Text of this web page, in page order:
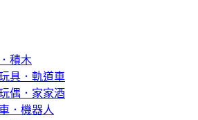
積木
具．軌道車
偶．家家酒
．機器人